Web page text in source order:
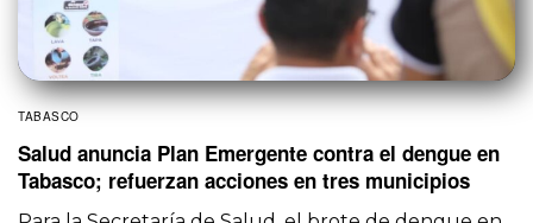
TABASCO
Salud anuncia Plan Emergente contra el dengue en
Tabasco; refuerzan acciones en tres municipios